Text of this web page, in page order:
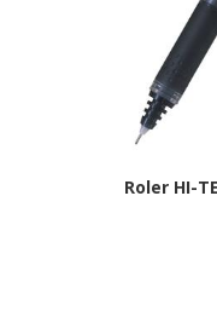
Roler HI-